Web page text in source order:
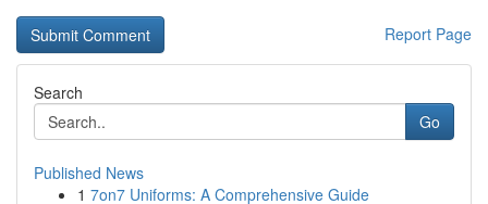
Report Page
Search
Go
Published News
1 7on7 Uniforms: A Comprehensive Guide